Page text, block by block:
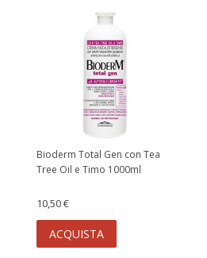
Bioderm Total Gen con Tea
Tree Oil e Timo 1000ml
10,50 €
ACQUISTA